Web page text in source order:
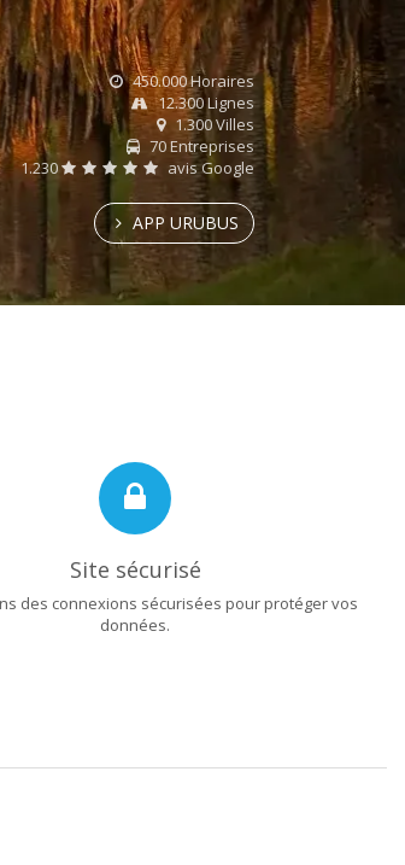
450.000 Horaires
12.300 Lignes
1.300 Villes
70 Entreprises
1.230
avis Google
APP URUBUS
Site sécurisé
des connexions sécurisées pour protéger vos
données.